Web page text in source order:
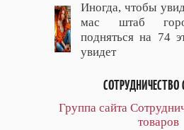
Иногда, чтобы
мас штаб
подняться на 74
увидет
Группа сайта
товаров